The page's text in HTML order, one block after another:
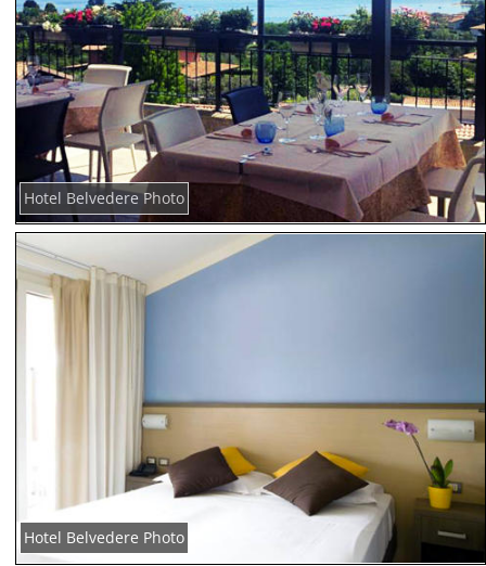
Hotel Belvedere Photo
Hotel Belvedere Photo